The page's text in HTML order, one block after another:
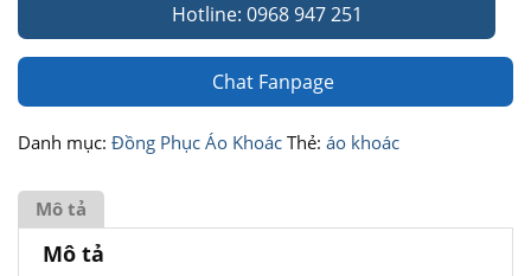
Hotline: 0968 947 251
Chat Fanpage
Danh mục: Đồng Phục Áo Khoác Thẻ: áo khoác
Mô tả
Mô tả